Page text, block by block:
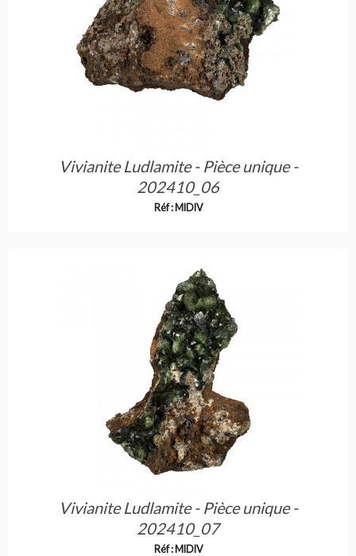
Vivianite Ludlamite - Pièce unique -
202410_06
Réf : MIDIV
Vivianite Ludlamite - Pièce unique -
202410_07
Réf : MIDIV